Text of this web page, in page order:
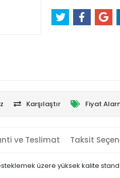
Karşılaştır Fiyat
ve Teslimat Taksit
üzere yüksek kalite